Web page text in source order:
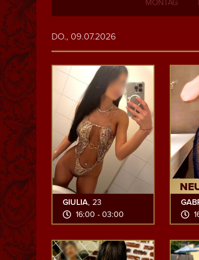
MONTAG
DO., 09.07.2026
GIULIA, 23
16:00 - 03:00